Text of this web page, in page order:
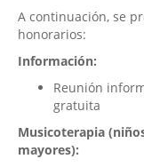
A continuación, se
honorarios:
Información:
Reunión
gratuita
Musicoterapia
mayores):